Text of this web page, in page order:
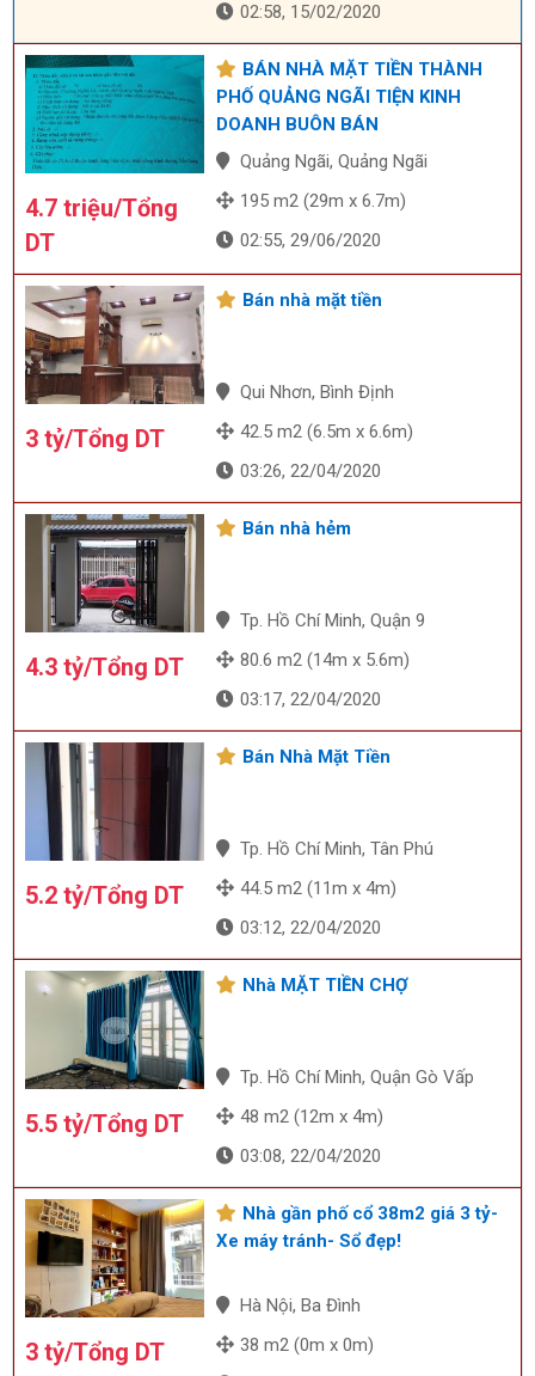
02:58, 15/02/2020
4.7 triệu/Tổng
DT
BÁN NHÀ MẶT TIỀN THÀNH
PHỐ QUẢNG NGÃI TIỆN KINH
DOANH BUÔN BÁN
Quảng Ngãi, Quảng Ngãi
195 m2 (29m x 6.7m)
02:55, 29/06/2020
3 tỷ/Tổng DT
Bán nhà mặt tiền
Qui Nhơn, Bình Định
42.5 m2 (6.5m x 6.6m)
03:26, 22/04/2020
4.3 tỷ/Tổng DT
Bán nhà hẻm
Tp. Hồ Chí Minh, Quận 9
80.6 m2 (14m x 5.6m)
03:17, 22/04/2020
5.2 tỷ/Tổng DT
Bán Nhà Mặt Tiền
Tp. Hồ Chí Minh, Tân Phú
44.5 m2 (11m x 4m)
03:12, 22/04/2020
5.5 tỷ/Tổng DT
Nhà MẶT TIỀN CHỢ
Tp. Hồ Chí Minh, Quận Gò Vấp
48 m2 (12m x 4m)
03:08, 22/04/2020
3 tỷ/Tổng DT
Nhà gần phố cổ 38m2 giá 3 tỷ-
Xe máy tránh- Sổ đẹp!
Hà Nội, Ba Đình
38 m2 (0m x 0m)